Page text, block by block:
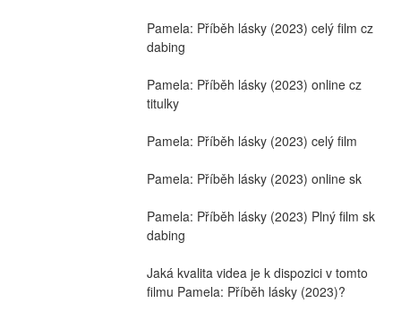
Pamela: Příběh lásky (2023) celý film cz
dabing
Pamela: Příběh lásky (2023) online cz
titulky
Pamela: Příběh lásky (2023) celý film
Pamela: Příběh lásky (2023) online sk
Pamela: Příběh lásky (2023) Plný film sk
dabing
Jaká kvalita videa je k dispozici v tomto
filmu Pamela: Příběh lásky (2023)?